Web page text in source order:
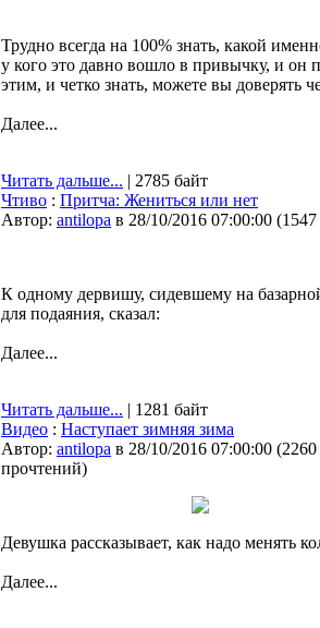
Трудно всегда на 100% знать, какой
у кого это давно вошло в привычку, и он
этим, и четко знать, можете вы доверять
Далее...
Читать дальше... | 2785 байт
Чтиво : Притча: Жениться или нет
Автор: antilopa в 28/10/2016 07:00:00 (
К одному дервишу, сидевшему на
для подаяния, сказал:
Далее...
Читать дальше... | 1281 байт
Видео : Наступает зимняя зима
Автор: antilopa в 28/10/2016 07:00:00 (2260
прочтений)
Девушка рассказывает, как надо менять
Далее...